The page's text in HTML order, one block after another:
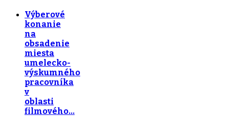
Výberové
konanie
na
obsadenie
miesta
umelecko-
výskumného
pracovníka
v
oblasti
filmového…